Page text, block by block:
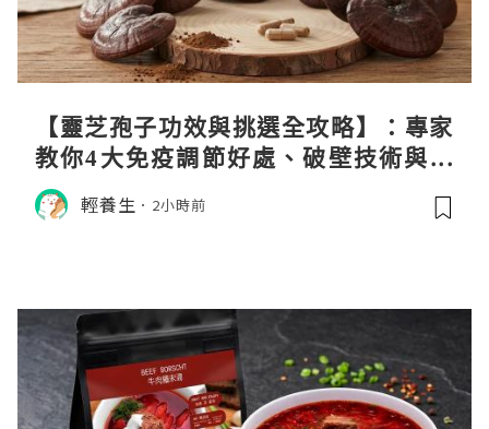
【靈芝孢子功效與挑選全攻略】：專家
教你4大免疫調節好處、破壁技術與挑
選秘訣
輕養生 2小時前